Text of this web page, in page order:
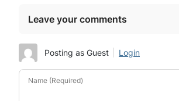
Leave your comments
Posting as Guest Login
Name (Required)